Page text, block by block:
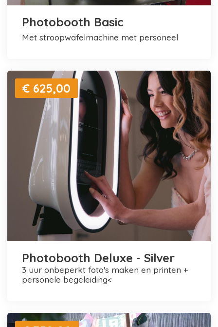
Photobooth Basic
met stroopwafelmachine met personeel
€ 625,00
Photobooth Deluxe - Silver
3 uur onbeperkt foto's maken en printen +
personele begeleiding<